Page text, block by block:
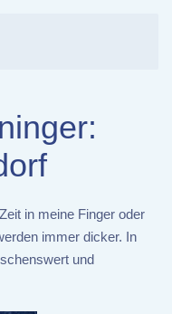
in meine Finger oder
immer dicker. In
und